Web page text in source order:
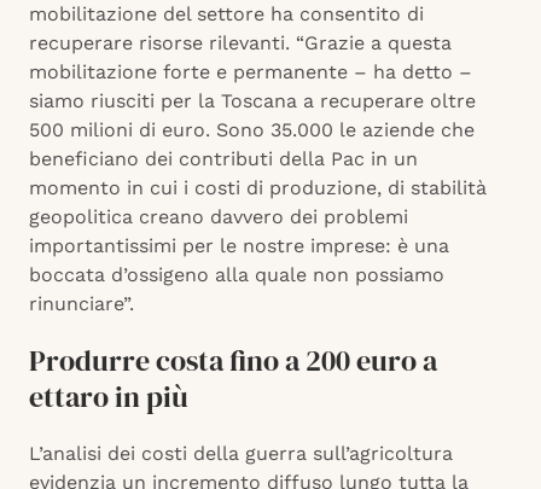
mobilitazione del settore ha consentito di
recuperare risorse rilevanti. “Grazie a questa
mobilitazione forte e permanente – ha detto –
siamo riusciti per la Toscana a recuperare oltre
500 milioni di euro. Sono 35.000 le aziende che
beneficiano dei contributi della Pac in un
momento in cui i costi di produzione, di stabilità
geopolitica creano davvero dei problemi
importantissimi per le nostre imprese: è una
boccata d’ossigeno alla quale non possiamo
rinunciare”.
Produrre costa fino a 200 euro a
ettaro in più
L’analisi dei costi della guerra sull’agricoltura
evidenzia un incremento diffuso lungo tutta la